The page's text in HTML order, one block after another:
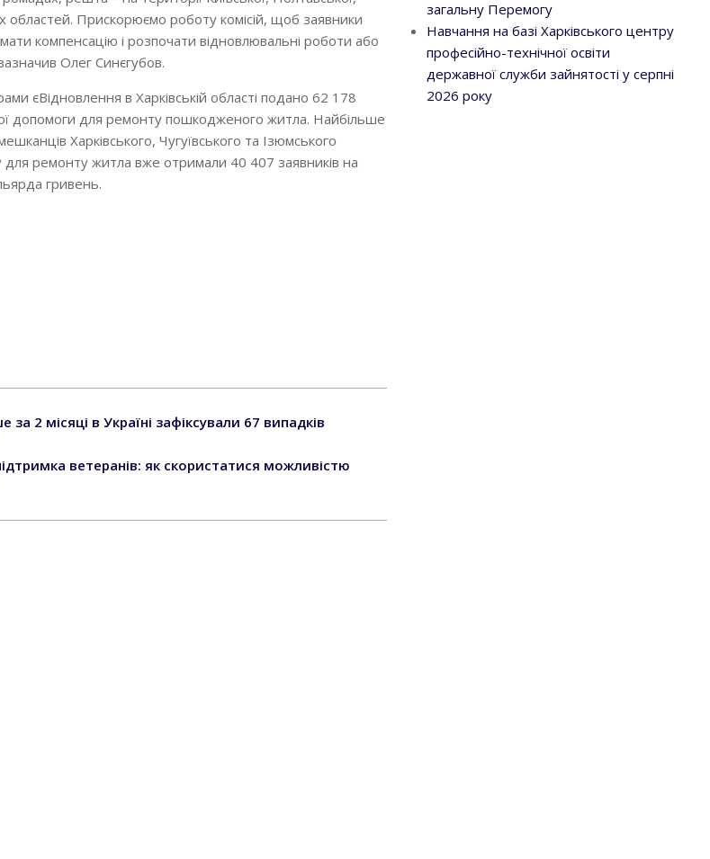
областей. Прискорюємо роботу комісій, щоб заявники
компенсацію і розпочати відновлювальні роботи або
Олег Синєгубов.
єВідновлення в Харківській області подано 62 178
допомоги для ремонту пошкодженого житла. Найбільше
Харківського, Чугуївського та Ізюмського
ремонту житла вже отримали 40 407 заявників на
гривень.
за 2 місяці в Україні зафіксували 67 випадків
ветеранів: як скористатися можливістю
загальну Перемогу
Навчання на базі Харківського центру
професійно-технічної освіти
державної служби зайнятості у серпні
2026 року